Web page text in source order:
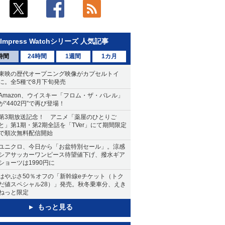
Impress Watchシリーズ 人気記事
間 24時間 1週間 1カ月
映の歴代オープニング映像がカプセルトイ
。全5種で8月下旬発売
、ウイスキー「フロム・ザ・バレル」
“4402円”で再び登場！
3期放送記念！ アニメ「薬屋のひとりご
」第1期・第2期全話を「TVer」にて期間限定
順次無料配信開始
ニクロ、今日から「お盆特別セール」。涼感
アサッカーワンピース待望値下げ、撥水ギア
ョーツは1990円に
やぶさ50％オフの「新幹線eチケット（トク
値スペシャル28）」発売。秋冬乗車分、えき
っと限定
もっと見る